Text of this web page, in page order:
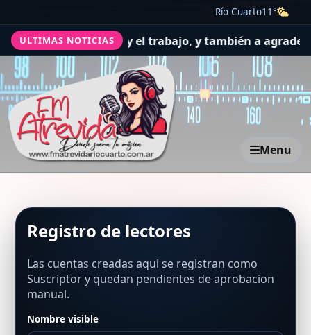
Río Cuarto11°
ULTIMAS NOTICIAS
a pedir por la salud y el trabajo, y también a agradecer
Menu
Registro de lectores
Las cuentas creadas aqui se registran como
Suscriptor y quedan pendientes de aprobacion
manual.
Nombre visible